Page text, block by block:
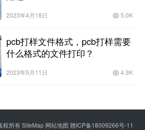
2023年4月18日 5.0K
pcb打样文件格式，pcb打样需要
什么格式的文件打印？
2023年5月11日 4.3K
权所有SiteMap 网站地图 赣ICP备18009266号-11